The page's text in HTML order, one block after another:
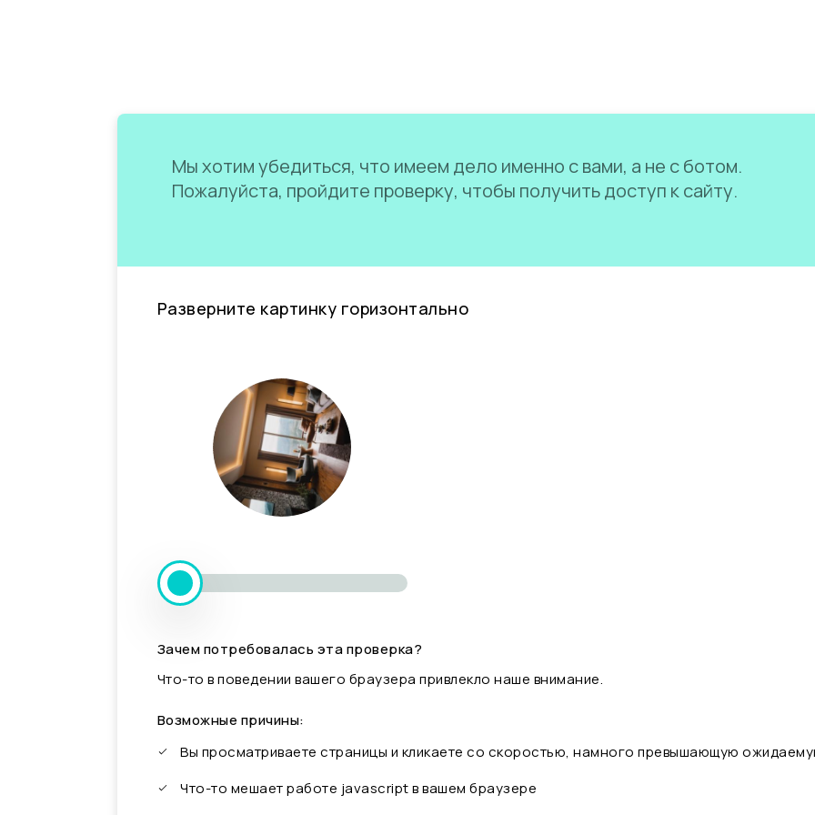
Мы хотим убедиться, что имеем дело именно с вами, а не с ботом.
Пожалуйста, пройдите проверку, чтобы получить доступ к сайту.
Разверните картинку горизонтально
Зачем потребовалась эта проверка?
Что-то в поведении вашего браузера привлекло наше внимание.
Возможные причины:
Вы просматриваете страницы и кликаете со скоростью, намного превышающую
Что-то мешает работе javascript в вашем браузере